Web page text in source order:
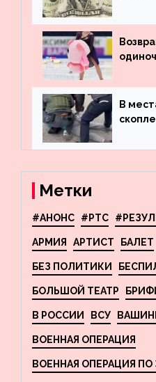
что
В
Метки
#АНОНС #РТС
АРМИЯ АРТИСТ БАЛЕТ
БЕЗ ПОЛИТИКИ
БОЛЬШОЙ ТЕАТР
В РОССИИ ВСУ
ВОЕННАЯ ОПЕРАЦИЯ
ВОЕННАЯ ОПЕРАЦИЯ